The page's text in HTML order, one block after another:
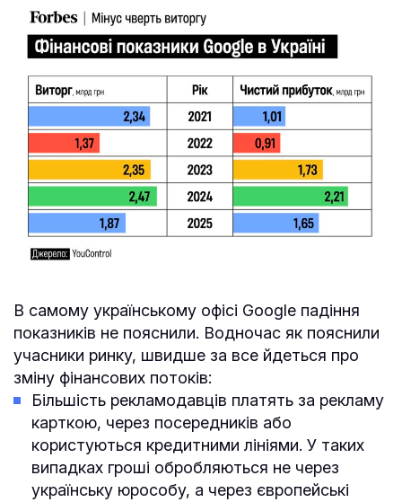
В самому українському офісі Google падіння
показників не пояснили. Водночас як пояснили
учасники ринку, швидше за все йдеться про
зміну фінансових потоків:
Більшість рекламодавців платять за рекламу
карткою, через посередників або
користуються кредитними лініями. У таких
випадках гроші обробляються не через
українську юрособу, а через європейські